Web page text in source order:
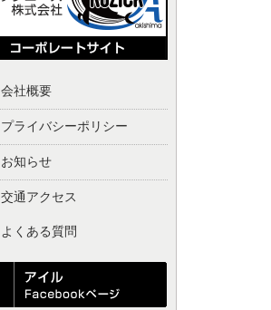
会社概要
プライバシーポリシー
お知らせ
交通アクセス
よくある質問